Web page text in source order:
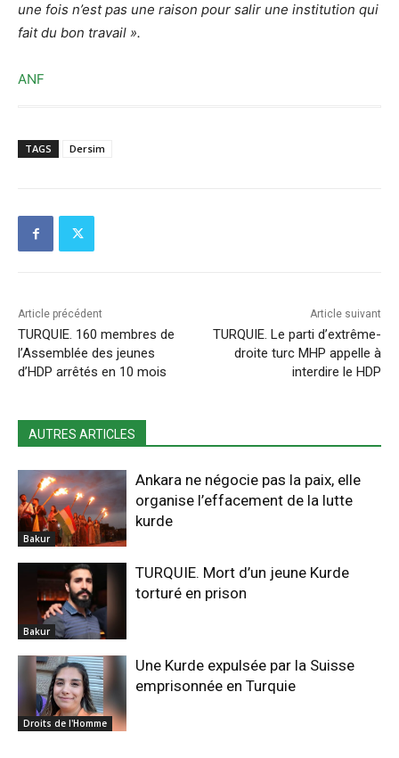
une fois n’est pas une raison pour salir une institution qui
fait du bon travail ».
ANF
TAGS Dersim
Article précédent
TURQUIE. 160 membres de
l’Assemblée des jeunes
d’HDP arrêtés en 10 mois
Article suivant
TURQUIE. Le parti d’extrême-
droite turc MHP appelle à
interdire le HDP
AUTRES ARTICLES
Bakur
Ankara ne négocie pas la paix, elle
organise l’effacement de la lutte
kurde
Bakur
TURQUIE. Mort d’un jeune Kurde
torturé en prison
Droits de l'Homme
Une Kurde expulsée par la Suisse
emprisonnée en Turquie